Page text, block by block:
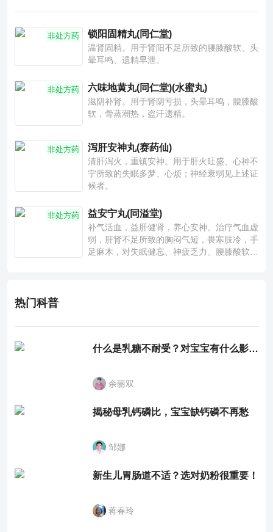
非处方药 锁阳固精丸(同仁堂)
温肾固精。用于肾阳不足所致的腰膝酸软、头
晕耳鸣、遗精早泄。
非处方药 六味地黄丸(同仁堂)(水蜜丸)
滋阴补肾。用于肾阴亏损，头晕耳鸣，腰膝酸
软，骨蒸潮热，盗汗遗精。
非处方药 泻肝安神丸(赛药仙)
清肝泻火，重镇安神。用于肝火旺盛、心神不
宁所致的失眠多梦、心烦；神经衰弱见上述证
候者。
非处方药 益安宁丸(同溢堂)
补气活血，益肝健肾，养心安神。治疗气血虚
弱，肝肾不足所致的胸闷气短，畏寒肢冷，手
足麻木，对失眠健忘、神疲乏力、腰膝酸软也
热门科普
什么是乳糖不耐受？对宝宝有什么影响？
余丽双
揭秘母乳钙磷比，宝宝缺钙磷不再愁
邹娜
新生儿胃肠道不适？选对奶粉很重要！
蒋春玲